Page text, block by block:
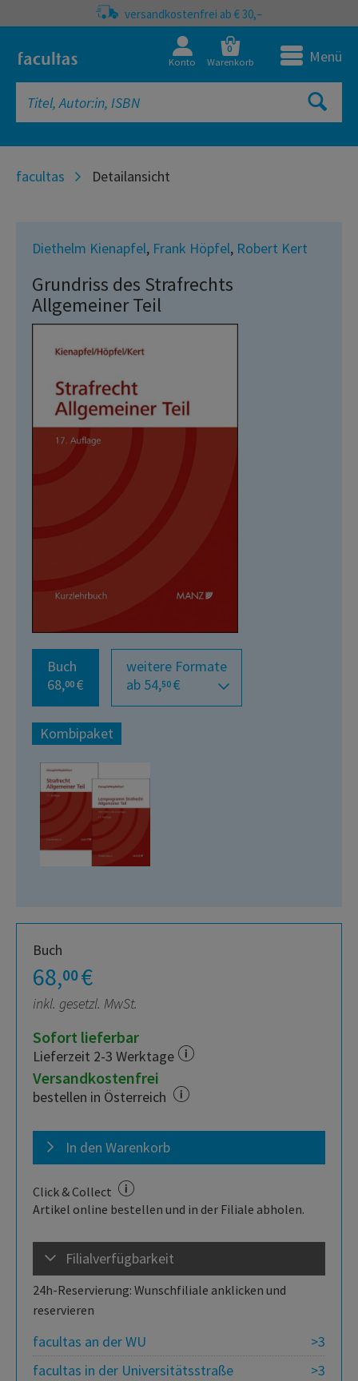
versandkostenfrei ab € 30,–
Konto
0
Warenkorb Menü
facultas Detailansicht
Diethelm Kienapfel, Frank Höpfel, Robert Kert
Grundriss des Strafrechts
Allgemeiner Teil
Buch
68,00 €
weitere Formate
ab 54,50 €
Kombipaket
Buch
68,00€
inkl. gesetzl. MwSt.
Sofort lieferbar
Lieferzeit 2-3 Werktage
Versandkostenfrei
bestellen in Österreich
In den Warenkorb
Click & Collect
Artikel online bestellen und in der Filiale abholen.
Filialverfügbarkeit
24h-Reservierung: Wunschfiliale anklicken und
reservieren
>3
facultas an der WU
>3
facultas in der Universitätsstraße